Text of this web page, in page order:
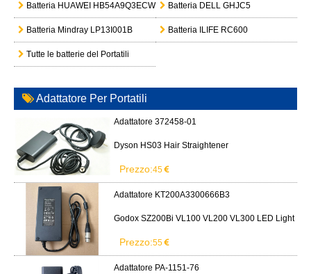
Batteria HUAWEI HB54A9Q3ECW Batteria DELL GHJC5
Batteria Mindray LP13I001B Batteria ILIFE RC600
Tutte le batterie del Portatili
Adattatore Per Portatili
Adattatore 372458-01
Dyson HS03 Hair Straightener
Prezzo:45
Adattatore KT200A3300666B3
Godox SZ200Bi VL100 VL200 VL300 LED Light
Prezzo:55
Adattatore PA-1151-76